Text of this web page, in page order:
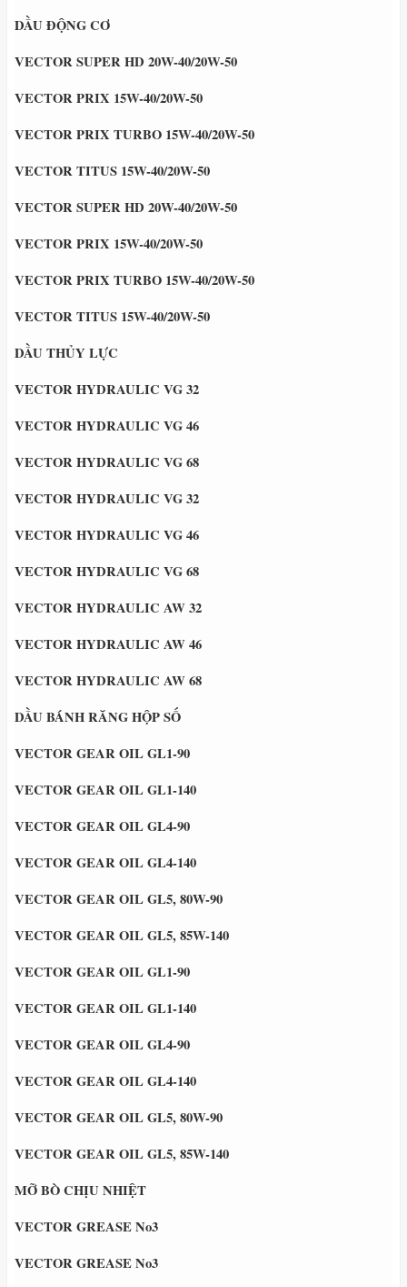
DẦU ĐỘNG CƠ
VECTOR SUPER HD 20W-40/20W-50
VECTOR PRIX 15W-40/20W-50
VECTOR PRIX TURBO 15W-40/20W-50
VECTOR TITUS 15W-40/20W-50
VECTOR SUPER HD 20W-40/20W-50
VECTOR PRIX 15W-40/20W-50
VECTOR PRIX TURBO 15W-40/20W-50
VECTOR TITUS 15W-40/20W-50
DẦU THỦY LỰC
VECTOR HYDRAULIC VG 32
VECTOR HYDRAULIC VG 46
VECTOR HYDRAULIC VG 68
VECTOR HYDRAULIC VG 32
VECTOR HYDRAULIC VG 46
VECTOR HYDRAULIC VG 68
VECTOR HYDRAULIC AW 32
VECTOR HYDRAULIC AW 46
VECTOR HYDRAULIC AW 68
DẦU BÁNH RĂNG HỘP SỐ
VECTOR GEAR OIL GL1-90
VECTOR GEAR OIL GL1-140
VECTOR GEAR OIL GL4-90
VECTOR GEAR OIL GL4-140
VECTOR GEAR OIL GL5, 80W-90
VECTOR GEAR OIL GL5, 85W-140
VECTOR GEAR OIL GL1-90
VECTOR GEAR OIL GL1-140
VECTOR GEAR OIL GL4-90
VECTOR GEAR OIL GL4-140
VECTOR GEAR OIL GL5, 80W-90
VECTOR GEAR OIL GL5, 85W-140
MỠ BÒ CHỊU NHIỆT
VECTOR GREASE No3
VECTOR GREASE No3